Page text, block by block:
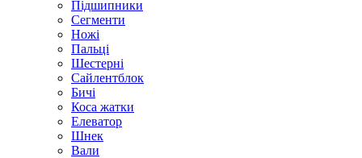
Підшипники
Сегменти
Ножі
Пальці
Шестерні
Сайлентблок
Бичі
Коса жатки
Елеватор
Шнек
Вали